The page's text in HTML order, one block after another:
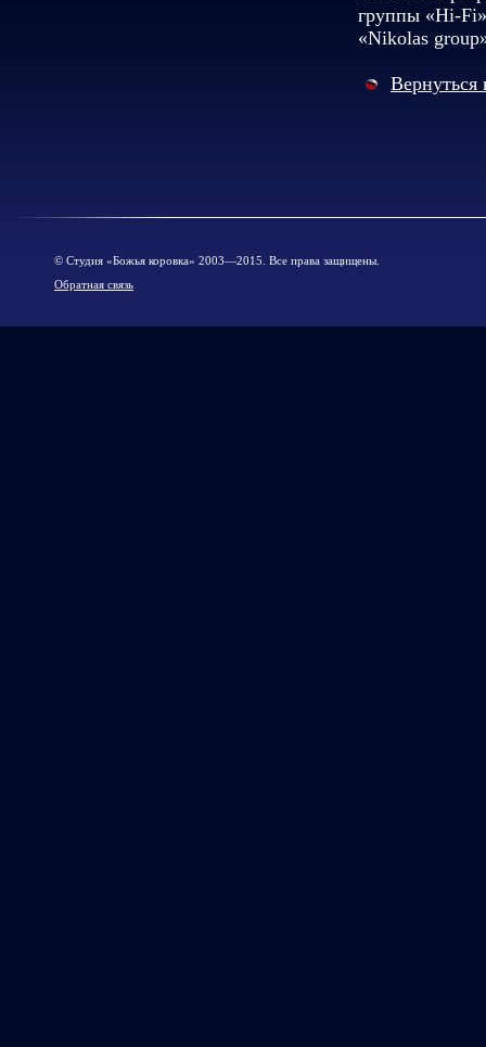
группы «Hi-
«Nikolas
Вернуться
© Cтудия «Божья коровка» 2003—2015. Все права защищены.
Обратная связь